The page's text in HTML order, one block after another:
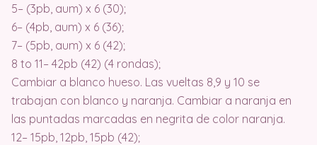
5– (3pb, aum) x 6 (30);
6– (4pb, aum) x 6 (36);
7– (5pb, aum) x 6 (42);
8 to 11– 42pb (42) (4 rondas);
Cambiar a blanco hueso. Las vueltas 8,9 y 10 se
trabajan con blanco y naranja. Cambiar a naranja en
las puntadas marcadas en negrita de color naranja.
12– 15pb, 12pb, 15pb (42);